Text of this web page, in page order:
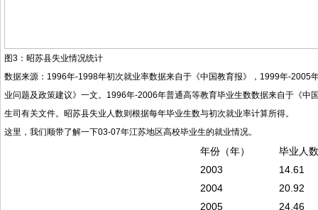
图3：昭苏县失业情况统计
数据来源：1996年-1998年初次就业率数据来自于《中国教育报》，1999年-
业问题及政策建议》一文。1996年-2006年普通高等教育毕业生数数据来自于《
生司有关文件。昭苏县失业人数则根据每年毕业生数与初次就业率计算所得。
这里，我们顺带了解一下03-07年江苏地区高校毕业生的就业情况。
年份（年）
毕业人数
2003
14.61
2004
20.92
2005
24.46